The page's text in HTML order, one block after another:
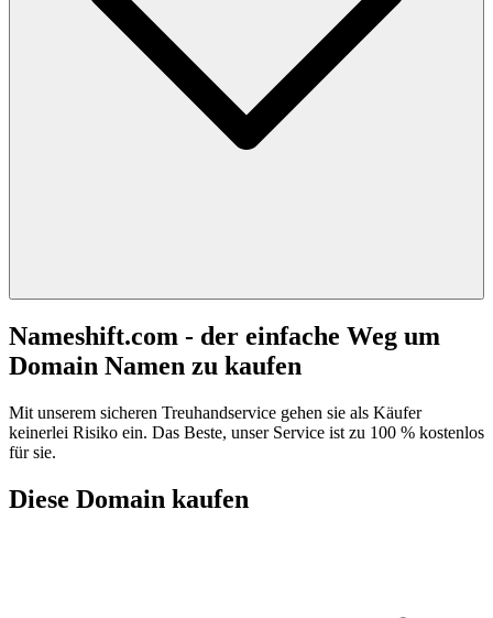
Nameshift.com - der einfache Weg um
Domain Namen zu kaufen
Mit unserem sicheren Treuhandservice gehen sie als Käufer
keinerlei Risiko ein. Das Beste, unser Service ist zu 100 % kostenlos
für sie.
Diese Domain kaufen